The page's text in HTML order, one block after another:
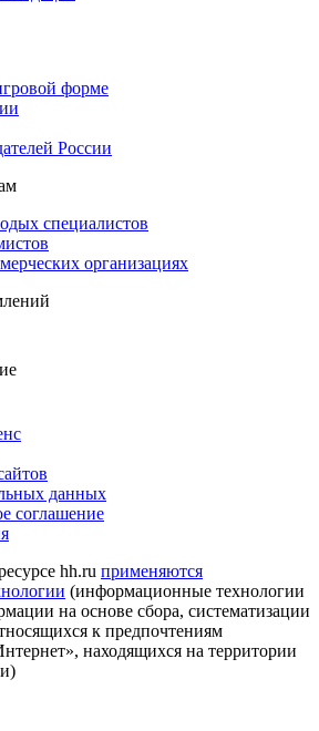
форме
России
специалистов
организациях
данных
соглашение
hh.ru применяются
(информационные технологии
на основе сбора, систематизации
к предпочтениям
находящихся на территории